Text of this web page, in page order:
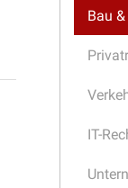
Bau
IT-